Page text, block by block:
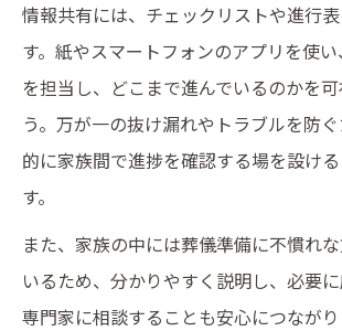
情報共有には、チェックリストや進行
す。紙やスマートフォンのアプリを使
を担当し、どこまで進んでいるのかを
う。万が一の抜け漏れやトラブルを防
的に家族間で進捗を確認する場を設け
す。
また、家族の中には葬儀準備に不慣れ
いるため、分かりやすく説明し、必要
専門家に相談することも安心につながり